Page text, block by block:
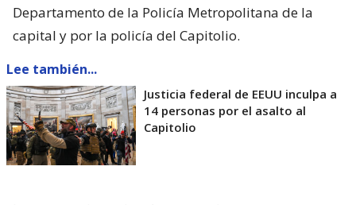
Departamento de la Policía Metropolitana de la
capital y por la policía del Capitolio.
Lee también...
Justicia federal de EEUU inculpa a
14 personas por el asalto al
Capitolio